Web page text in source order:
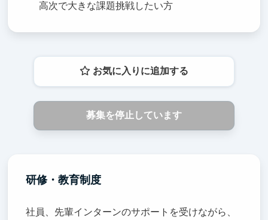
高次で大きな課題挑戦したい方
お気に入りに追加する
募集を停止しています
研修・教育制度
社員、先輩インターンのサポートを受けながら、